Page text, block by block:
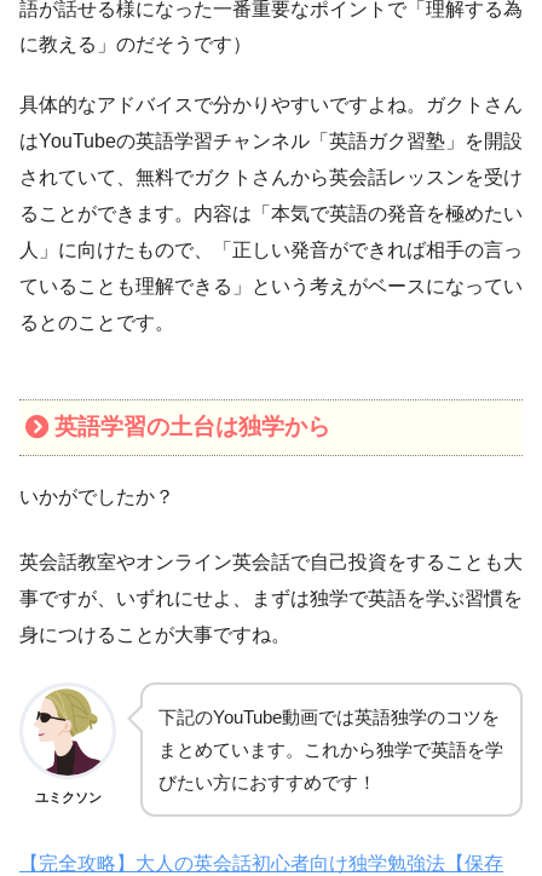
語が話せる様になった一番重要なポイントで「理解する為
に教える」のだそうです）
具体的なアドバイスで分かりやすいですよね。ガクトさん
はYouTubeの英語学習チャンネル「英語ガク習塾」を開設
されていて、無料でガクトさんから英会話レッスンを受け
ることができます。内容は「本気で英語の発音を極めたい
人」に向けたもので、「正しい発音ができれば相手の言っ
ていることも理解できる」という考えがベースになってい
るとのことです。
英語学習の土台は独学から
いかがでしたか？
英会話教室やオンライン英会話で自己投資をすることも大
事ですが、いずれにせよ、まずは独学で英語を学ぶ習慣を
身につけることが大事ですね。
ユミクソン
下記のYouTube動画では英語独学のコツを
まとめています。これから独学で英語を学
びたい方におすすめです！
【完全攻略】大人の英会話初心者向け独学勉強法【保存